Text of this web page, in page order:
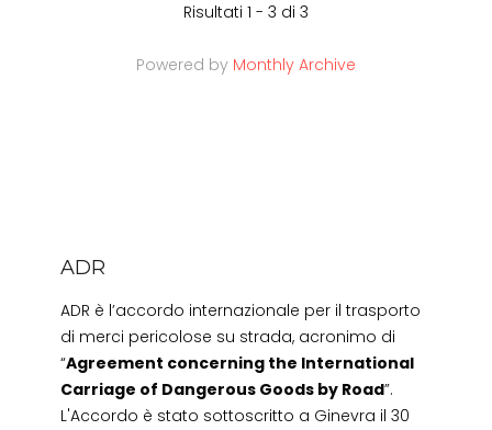
Risultati 1 - 3 di 3
Powered by Monthly Archive
ADR
ADR è l’accordo internazionale per il trasporto
di merci pericolose su strada, acronimo di
“Agreement concerning the International
Carriage of Dangerous Goods by Road”.
L'Accordo è stato sottoscritto a Ginevra il 30